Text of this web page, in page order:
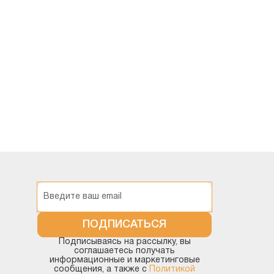
ПОДПИСАТЬСЯ
Подписываясь на рассылку, вы
соглашаетесь получать
информационные и маркетинговые
сообщения, а также с
Политикой